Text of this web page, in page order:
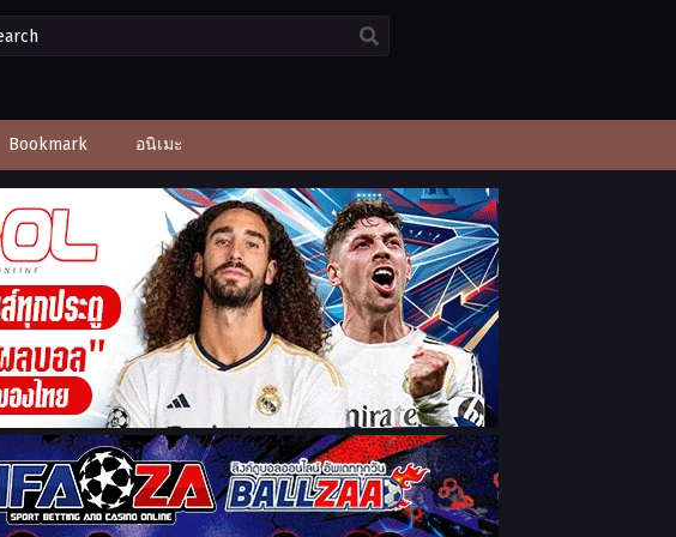
Bookmark อนิเมะ